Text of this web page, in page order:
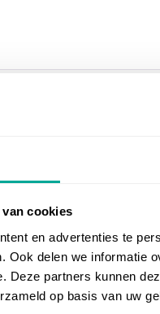
cookies
en advertenties te
Ook delen we informatie
Deze partners kunnen
op basis van uw
kunnen zien. Dus ook
sfeer